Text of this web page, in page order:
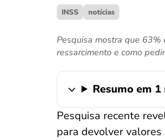
INSS notícias
Pesquisa mostra que 63%
ressarcimento e como
Resumo em
Pesquisa recente
para devolver